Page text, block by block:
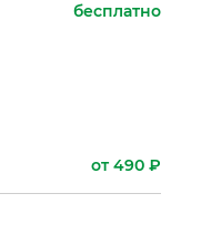
бесплатно
от 490 ₽